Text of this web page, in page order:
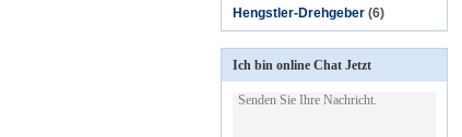
Hengstler-Drehgeber (6)
Ich bin online Chat Jetzt